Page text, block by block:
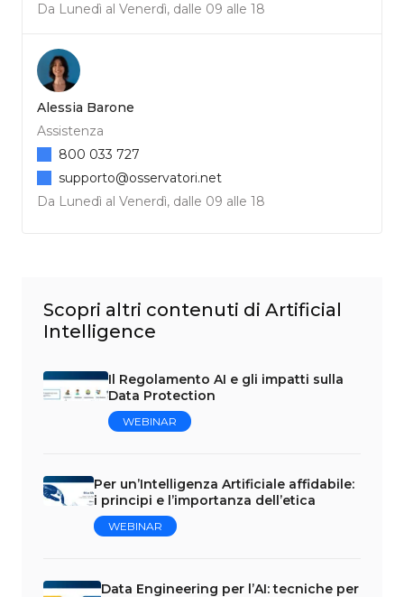
Da Lunedì al Venerdì, dalle 09 alle 18
Alessia Barone
Assistenza
Da Lunedì al Venerdì, dalle 09 alle 18
800 033 727
supporto@osservatori.net
Scopri altri contenuti di Artificial
Intelligence
Il Regolamento AI e gli impatti sulla
Data Protection
WEBINAR
Per un’Intelligenza Artificiale affidabile:
i principi e l’importanza dell’etica
WEBINAR
Data Engineering per l’AI: tecniche per